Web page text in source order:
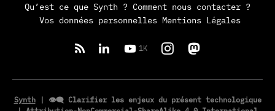
Qu’est ce que Synth ?
Comment nous contacter ?
Vos données personnelles
Mentions Légales
1K
Synth| 👁️‍🗨️ Clarifier les enjeux du présent technologique